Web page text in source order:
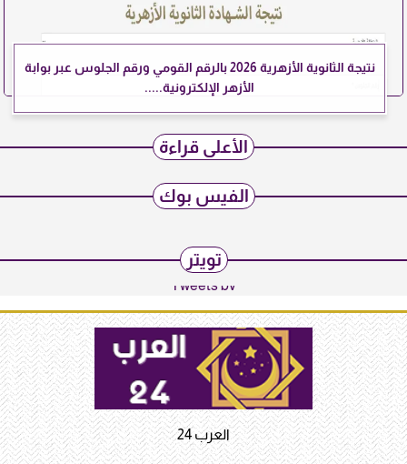
نتيجة الثانوية الأزهرية 2026 بالرقم القومي ورقم الجلوس عبر بوابة
الأزهر الإلكترونية.....
الأعلى قراءة
الفيس بوك
تويتر
Tweets by
العرب 24